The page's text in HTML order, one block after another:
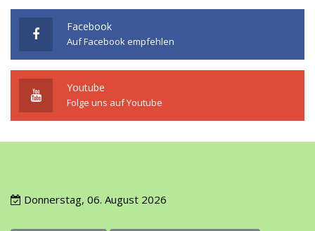
Facebook
Auf Facebook empfehlen
Youtube
Folge uns auf Youtube
Donnerstag, 06. August 2026